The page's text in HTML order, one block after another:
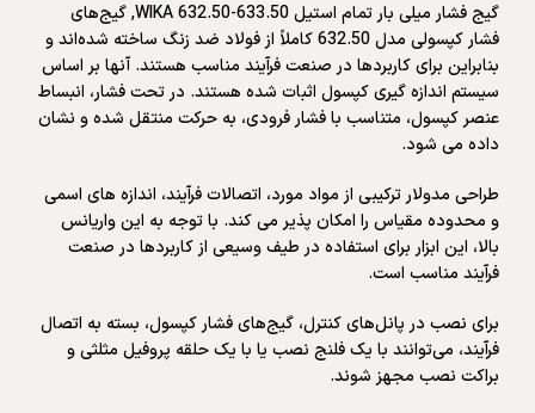
گیج فشار میلی بار تمام استیل WIKA 632.50-633.50, گیج‌های
فشار کپسولی مدل 632.50 کاملاً از فولاد ضد زنگ ساخته شده‌اند و
بنابراین برای کاربردها در صنعت فرآیند مناسب هستند. آنها بر اساس
سیستم اندازه گیری کپسول اثبات شده هستند. در تحت فشار، انبساط
عنصر کپسول، متناسب با فشار فرودی، به حرکت منتقل شده و نشان
داده می شود.
طراحی مدولار ترکیبی از مواد مورد، اتصالات فرآیند، اندازه های اسمی
و محدوده مقیاس را امکان پذیر می کند. با توجه به این واریانس
بالا، این ابزار برای استفاده در طیف وسیعی از کاربردها در صنعت
فرآیند مناسب است.
برای نصب در پانل‌های کنترل، گیج‌های فشار کپسول، بسته به اتصال
فرآیند، می‌توانند با یک فلنج نصب یا با یک حلقه پروفیل مثلثی و
براکت نصب مجهز شوند.